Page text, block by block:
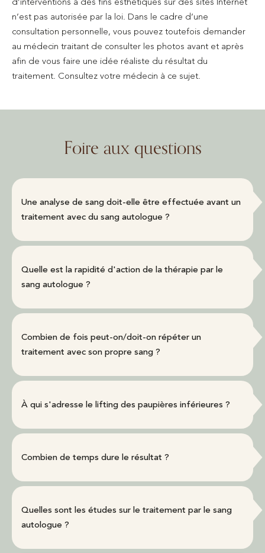
n’est pas autorisée par la loi. Dans le cadre d’une
consultation personnelle, vous pouvez toutefois demander
au médecin traitant de consulter les photos avant et après
afin de vous faire une idée réaliste du résultat du
traitement. Consultez votre médecin à ce sujet.
Foire aux questions
Une analyse de sang doit-elle être effectuée avant un
traitement avec du sang autologue ?
Quelle est la rapidité d'action de la thérapie par le
sang autologue ?
Combien de fois peut-on/doit-on répéter un
traitement avec son propre sang ?
À qui s'adresse le lifting des paupières inférieures ?
Combien de temps dure le résultat ?
Quelles sont les études sur le traitement par le sang
autologue ?